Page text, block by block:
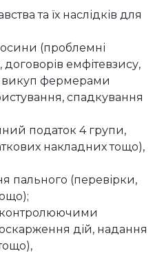
та їх наслідків для
(проблемні
емфітевзису,
викуп фермерами
спадкування
податок 4 групи,
накладних тощо),
пального (перевірки,
контролюючими
дій, надання